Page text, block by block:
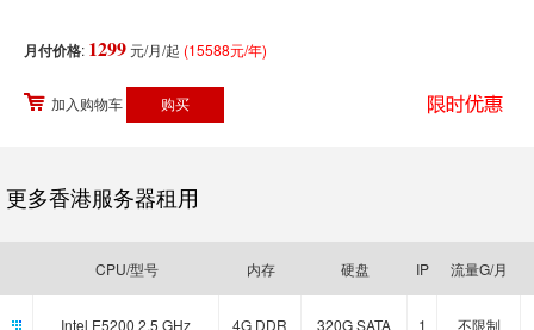
月付价格: 1299元/月/起 (15588元/年)
加入购物车
更多香港服务器租用
CPU/型号 内存 硬盘 IP 流量G/月
Intel E5200 2.5 GHz 4G DDR 320G SATA 1 不限制